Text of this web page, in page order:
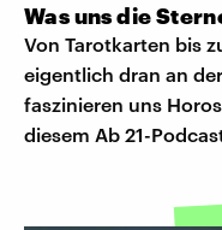
Was uns die
Von Tarotkarten bis
eigentlich dran an
faszinieren uns
diesem Ab 21-